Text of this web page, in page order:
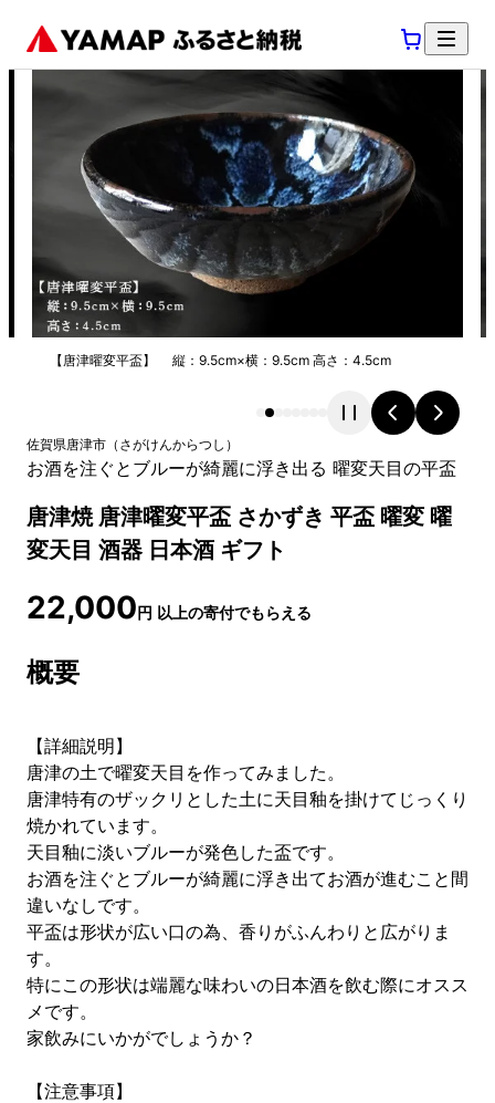
【唐津曜変平盃】 縦：9.5cm×横：9.5cm 高さ：4.5cm
佐賀県唐津市 （ さがけんからつし ）
お酒を注ぐとブルーが綺麗に浮き出る 曜変天目の平盃
唐津焼 唐津曜変平盃 さかずき 平盃 曜変 曜
変天目 酒器 日本酒 ギフト
22,000円 以上の寄付でもらえる
概要
【詳細説明】
唐津の土で曜変天目を作ってみました。
唐津特有のザックリとした土に天目釉を掛けてじっくり
焼かれています。
天目釉に淡いブルーが発色した盃です。
お酒を注ぐとブルーが綺麗に浮き出てお酒が進むこと間
違いなしです。
平盃は形状が広い口の為、香りがふんわりと広がりま
す。
特にこの形状は端麗な味わいの日本酒を飲む際にオスス
メです。
家飲みにいかがでしょうか？
【注意事項】